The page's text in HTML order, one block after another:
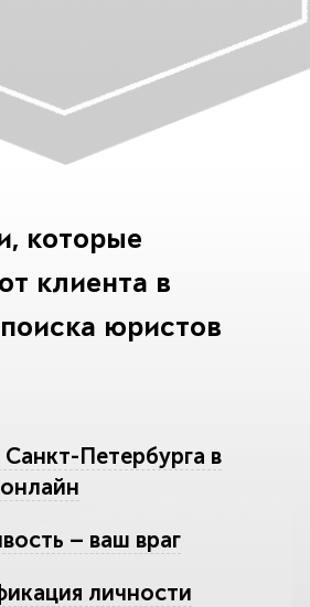
которые
клиента в
юристов
Петербурга в
– ваш враг
личности